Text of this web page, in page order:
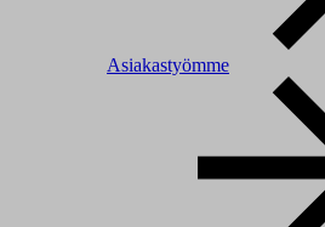
Asiakastyömme